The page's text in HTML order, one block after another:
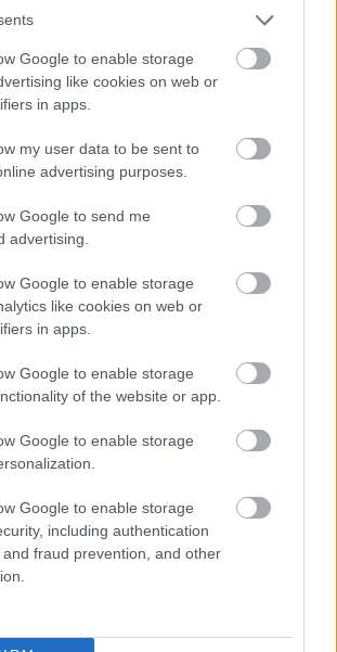
Google to enable storage
like cookies on web or
in apps.
my user data to be sent to
advertising purposes.
Google to send me
advertising.
Google to enable storage
like cookies on web or
in apps.
Google to enable storage
of the website or app.
Google to enable storage
Google to enable storage
including authentication
fraud prevention, and other
szokás, amivel energiát
meg otthonunkban